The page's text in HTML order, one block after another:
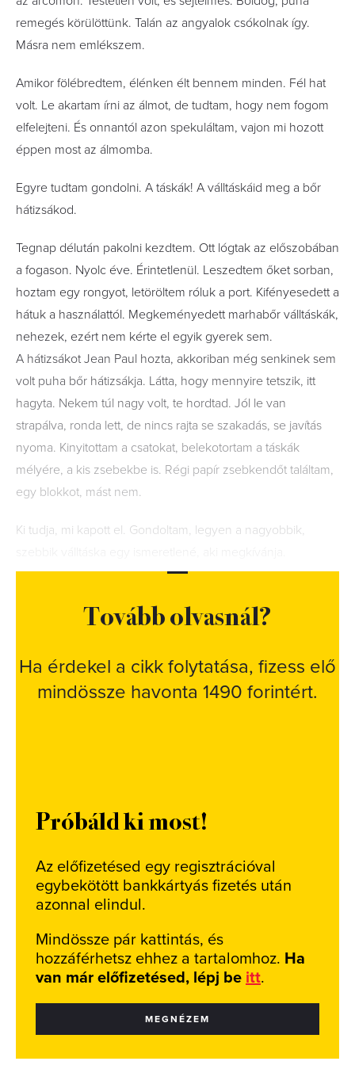
remegés körülöttünk. Talán az angyalok csókolnak így.
Másra nem emlékszem.
Amikor fölébredtem, élénken élt bennem minden. Fél hat
volt. Le akartam írni az álmot, de tudtam, hogy nem fogom
elfelejteni. És onnantól azon spekuláltam, vajon mi hozott
éppen most az álmomba.
Egyre tudtam gondolni. A táskák! A válltáskáid meg a bőr
hátizsákod.
Tegnap délután pakolni kezdtem. Ott lógtak az előszobában
a fogason. Nyolc éve. Érintetlenül. Leszedtem őket sorban,
hoztam egy rongyot, letöröltem róluk a port. Kifényesedett a
hátuk a használattól. Megkeményedett marhabőr válltáskák,
nehezek, ezért nem kérte el egyik gyerek sem.
A hátizsákot Jean Paul hozta, akkoriban még senkinek sem
volt puha bőr hátizsákja. Látta, hogy mennyire tetszik, itt
hagyta. Nekem túl nagy volt, te hordtad. Jól le van
strapálva, ronda lett, de nincs rajta se szakadás, se javítás
nyoma. Kinyitottam a csatokat, belekotortam a táskák
mélyére, a kis zsebekbe is. Régi papír zsebkendőt találtam,
egy blokkot, mást nem.
Ki tudja, mi kapott el. Gondoltam, legyen a nagyobbik,
Tovább olvasnál?
Ha érdekel a cikk folytatása, fizess elő
mindössze havonta 1490 forintért.
Próbáld ki most!
Az előfizetésed egy regisztrációval
egybekötött bankkártyás fizetés után
azonnal elindul.
Mindössze pár kattintás, és
hozzáférhetsz ehhez a tartalomhoz. Ha
van már előfizetésed, lépj be itt.
MEGNÉZEM